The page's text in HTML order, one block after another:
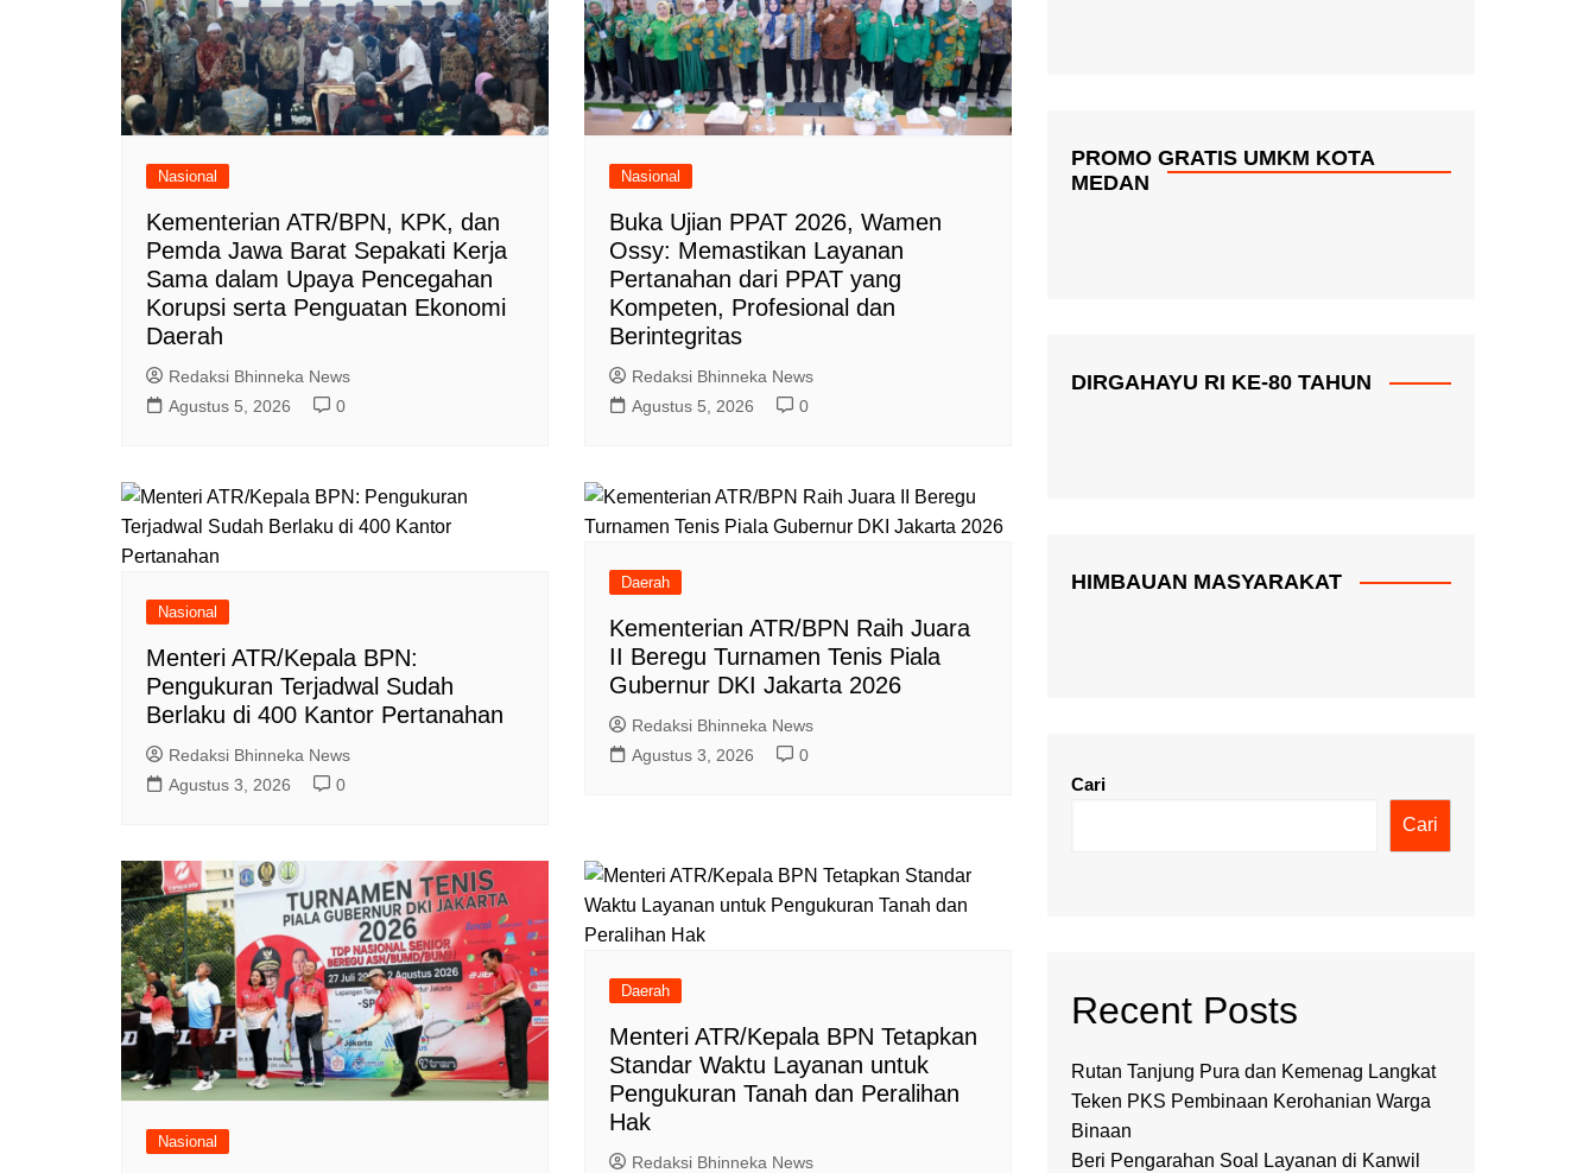
Nasional
Kementerian ATR/BPN, KPK, dan
Pemda Jawa Barat Sepakati Kerja
Sama dalam Upaya Pencegahan
Korupsi serta Penguatan Ekonomi
Daerah
Redaksi Bhinneka News
Agustus 5, 2026
0
Nasional
Buka Ujian PPAT 2026, Wamen
Ossy: Memastikan Layanan
Pertanahan dari PPAT yang
Kompeten, Profesional dan
Berintegritas
Redaksi Bhinneka News
Agustus 5, 2026
0
Nasional
Menteri ATR/Kepala BPN:
Pengukuran Terjadwal Sudah
Berlaku di 400 Kantor Pertanahan
Redaksi Bhinneka News
Agustus 3, 2026
0
Daerah
Kementerian ATR/BPN Raih Juara
II Beregu Turnamen Tenis Piala
Gubernur DKI Jakarta 2026
Redaksi Bhinneka News
Agustus 3, 2026
0
Nasional
Daerah
Menteri ATR/Kepala BPN Tetapkan
Standar Waktu Layanan untuk
Pengukuran Tanah dan Peralihan
Hak
Redaksi Bhinneka News
PROMO GRATIS UMKM KOTA
MEDAN
DIRGAHAYU RI KE-80 TAHUN
HIMBAUAN MASYARAKAT
Cari
Cari
Recent Posts
Rutan Tanjung Pura dan Kemenag Langkat
Teken PKS Pembinaan Kerohanian Warga
Binaan
Beri Pengarahan Soal Layanan di Kanwil